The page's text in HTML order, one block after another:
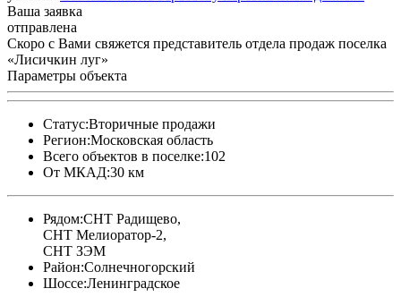
Ваша заявка
отправлена
Скоро с Вами свяжется представитель отдела продаж поселка
«Лисичкин луг»
Параметры объекта
Статус:Вторичные продажи
Регион:Московская область
Всего объектов в поселке:102
От МКАД:30 км
Рядом:СНТ Радищево,
СНТ Мелиоратор-2,
СНТ ЗЭМ
Район:Солнечногорский
Шоссе:Ленинградское